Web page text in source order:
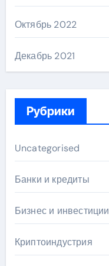
Октябрь 2022
Декабрь 2021
Рубрики
Uncategorised
Банки и кредиты
Бизнес и инвестиции
Криптоиндустрия